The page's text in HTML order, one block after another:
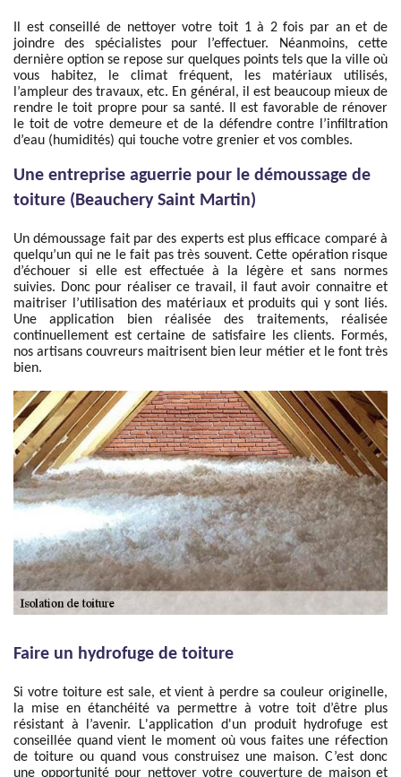
Il est conseillé de nettoyer votre toit 1 à 2 fois par an et de
joindre des spécialistes pour l’effectuer. Néanmoins, cette
dernière option se repose sur quelques points tels que la ville où
vous habitez, le climat fréquent, les matériaux utilisés,
l’ampleur des travaux, etc. En général, il est beaucoup mieux de
rendre le toit propre pour sa santé. Il est favorable de rénover
le toit de votre demeure et de la défendre contre l’infiltration
d’eau (humidités) qui touche votre grenier et vos combles.
Une entreprise aguerrie pour le démoussage de
toiture (Beauchery Saint Martin)
Un démoussage fait par des experts est plus efficace comparé à
quelqu’un qui ne le fait pas très souvent. Cette opération risque
d’échouer si elle est effectuée à la légère et sans normes
suivies. Donc pour réaliser ce travail, il faut avoir connaitre et
maitriser l’utilisation des matériaux et produits qui y sont liés.
Une application bien réalisée des traitements, réalisée
continuellement est certaine de satisfaire les clients. Formés,
nos artisans couvreurs maitrisent bien leur métier et le font très
bien.
Faire un hydrofuge de toiture
Si votre toiture est sale, et vient à perdre sa couleur originelle,
la mise en étanchéité va permettre à votre toit d’être plus
résistant à l’avenir. L'application d'un produit hydrofuge est
conseillée quand vient le moment où vous faites une réfection
de toiture ou quand vous construisez une maison. C’est donc
une opportunité pour nettoyer votre couverture de maison et